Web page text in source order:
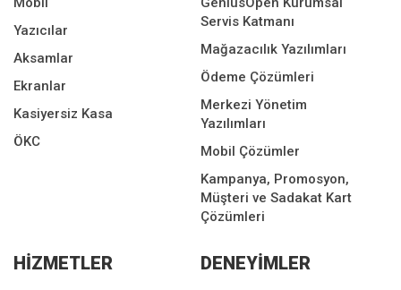
Yazıcılar
Aksamlar
Ekranlar
Kasiyersiz Kasa
ÖKC
Servis Katmanı
Mağazacılık Yazılımları
Ödeme Çözümleri
Merkezi Yönetim
Yazılımları
Mobil Çözümler
Kampanya, Promosyon,
Müşteri ve Sadakat Kart
Çözümleri
HİZMETLER DENEYİMLER